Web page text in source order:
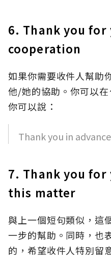
6. Thank you
cooperation
如果你需要收件人幫助
他/她的協助。你可以
你可以說：
Thank you in
7. Thank you
this matter
與上一個短句類似，這
一步的幫助。同時，也
的，希望收件人特別留